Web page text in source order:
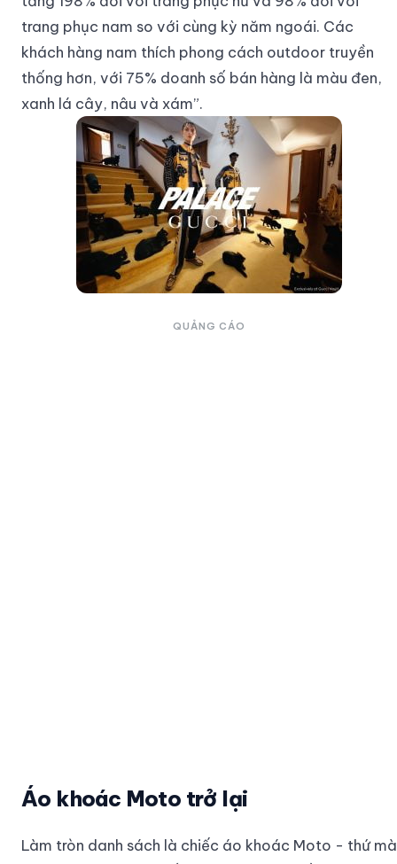
trang phục nam so với cùng kỳ năm ngoái. Các
khách hàng nam thích phong cách outdoor truyền
thống hơn, với 75% doanh số bán hàng là màu đen,
xanh lá cây, nâu và xám”.
QUẢNG CÁO
Áo khoác Moto trở lại
Làm tròn danh sách là chiếc áo khoác Moto - thứ mà